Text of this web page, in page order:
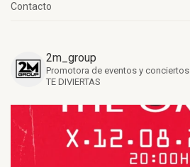
Contacto
2m_group
Promotora de eventos y conciertos
TE DIVIERTAS